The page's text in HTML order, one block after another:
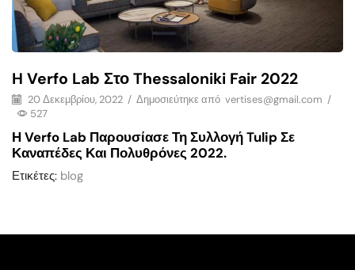
H Verfo Lab Στο Thessaloniki Fair 2022
20 Δεκεμβρίου, 2022 / Δημοσιεύτηκε από vertises@gmail.com /
527
Η Verfo Lab Παρουσίασε Τη Συλλογή Tulip Σε
Καναπέδες Και Πολυθρόνες 2022.
Ετικέτες: blog